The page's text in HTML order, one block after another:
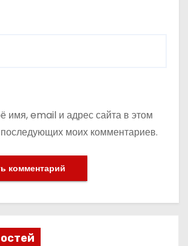
имя, email и адрес сайта в этом
моих комментариев.